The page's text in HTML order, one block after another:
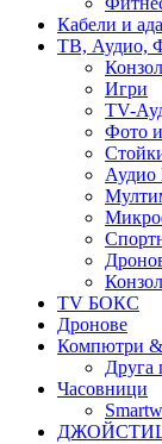
Кабели и
ТВ, Аудио,
Игри
TV-
Фото
Аудио
TV БОКС
Дронове
Компютри
Друга
Часовници